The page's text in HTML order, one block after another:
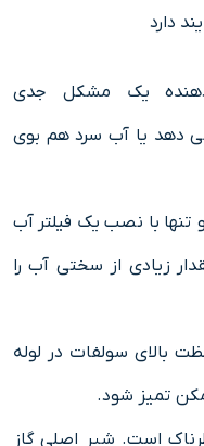
دارد
یک مشکل جدی
می دهد یا آب سرد هم بوی
تنها با نصب یک فیلتر آب
زیادی از سختی آب را
بالای سولفات در لوله
تمیز شود.
است. شیر اصلی گاز